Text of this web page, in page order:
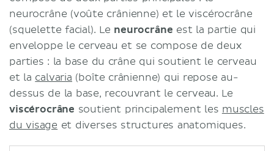
neurocrâne (voûte crânienne) et le viscérocrâne
(squelette facial). Le neurocrâne est la partie qui
enveloppe le cerveau et se compose de deux
parties : la base du crâne qui soutient le cerveau
et la calvaria (boîte crânienne) qui repose au-
dessus de la base, recouvrant le cerveau. Le
viscérocrâne soutient principalement les muscles
du visage et diverses structures anatomiques.